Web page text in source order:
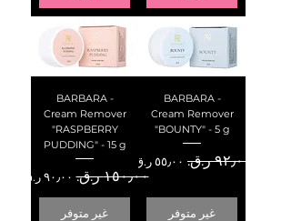
BARBARA -
Cream Remover
"BOUNTY" - 5 g
سعر عادي سعر البيع
غير متوفر
BARBARA -
Cream Remover
"RASPBERRY
PUDDING" - 15 g
سعر عادي‏١٥٠٫٠٠ ر.ق.‏ سعر البيع
غير متوفر